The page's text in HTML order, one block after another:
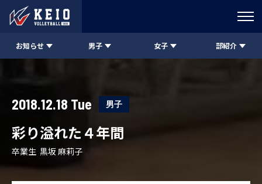
お知らせ 男子 女子 部紹介
2018.12.18 Tue 男子
彩り溢れた４年間
卒業生 黒坂 麻莉子